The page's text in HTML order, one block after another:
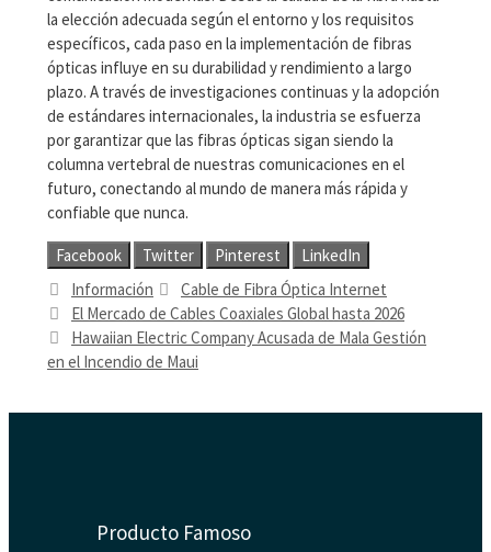
la elección adecuada según el entorno y los requisitos
específicos, cada paso en la implementación de fibras
ópticas influye en su durabilidad y rendimiento a largo
plazo. A través de investigaciones continuas y la adopción
de estándares internacionales, la industria se esfuerza
por garantizar que las fibras ópticas sigan siendo la
columna vertebral de nuestras comunicaciones en el
futuro, conectando al mundo de manera más rápida y
confiable que nunca.
Facebook Twitter Pinterest
LinkedIn
Categorías
Información Etiquetas
Cable de Fibra Óptica Internet
El Mercado de Cables Coaxiales Global hasta 2026
Hawaiian Electric Company Acusada de Mala Gestión
en el Incendio de Maui
Producto Famoso